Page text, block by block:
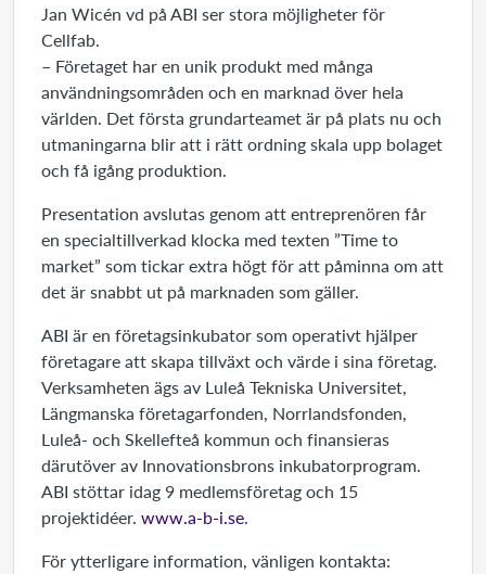
Jan Wicén vd på ABI ser stora möjligheter för
Cellfab.
– Företaget har en unik produkt med många
användningsområden och en marknad över hela
världen. Det första grundarteamet är på plats nu och
utmaningarna blir att i rätt ordning skala upp bolaget
och få igång produktion.
Presentation avslutas genom att entreprenören får
en specialtillverkad klocka med texten ”Time to
market” som tickar extra högt för att påminna om att
det är snabbt ut på marknaden som gäller.
ABI är en företagsinkubator som operativt hjälper
företagare att skapa tillväxt och värde i sina företag.
Verksamheten ägs av Luleå Tekniska Universitet,
Längmanska företagarfonden, Norrlandsfonden,
Luleå- och Skellefteå kommun och finansieras
därutöver av Innovationsbrons inkubatorprogram.
ABI stöttar idag 9 medlemsföretag och 15
projektidéer. www.a-b-i.se.
För ytterligare information, vänligen kontakta: